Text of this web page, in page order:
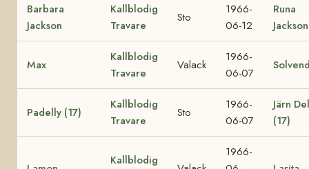
Barbara
Jackson
Kallblodig
Travare
Sto
1966-
06-12
Runa
Jackson
Max
Kallblodig
Travare
Valack
1966-
06-07
Padelly (17)
Kallblodig
Travare
Sto
1966-
06-07
Järn
(17)
Kallblodig
1966-